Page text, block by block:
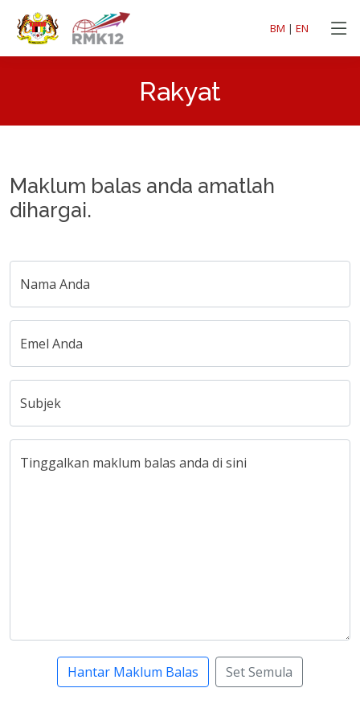
BM | EN
Rakyat
Maklum balas anda amatlah
dihargai.
Nama Anda
Emel Anda
Subjek
Tinggalkan maklum balas anda di sini
Hantar Maklum Balas Set Semula